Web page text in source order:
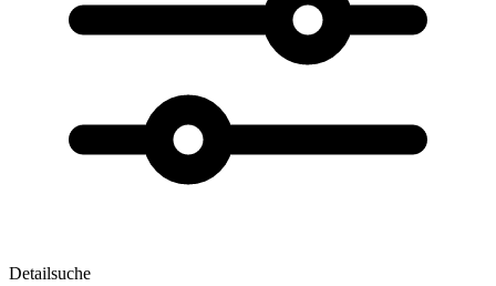
Detailsuche